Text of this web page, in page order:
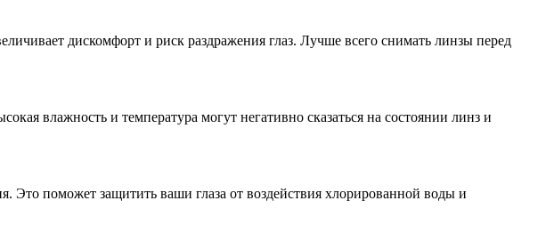
дискомфорт и риск раздражения глаз. Лучше всего снимать линзы перед
влажность и температура могут негативно сказаться на состоянии линз и
Это поможет защитить ваши глаза от воздействия хлорированной воды и